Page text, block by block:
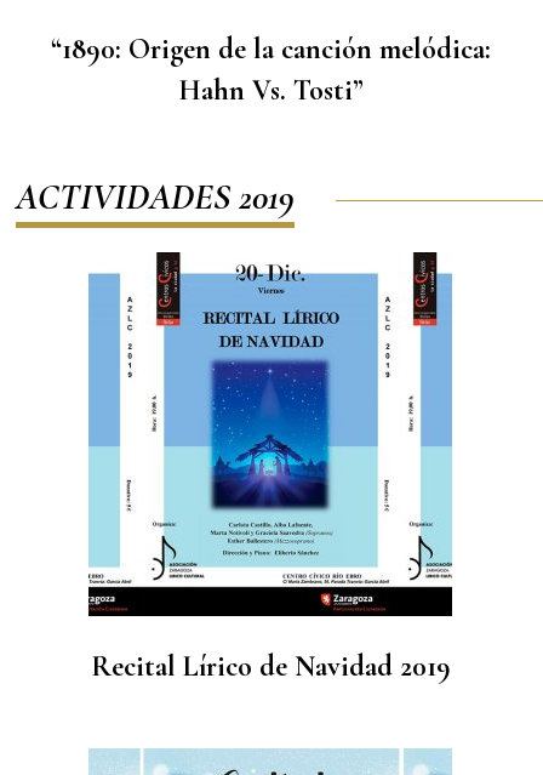
“1890: Origen de la canción melódica:
Hahn Vs. Tosti”
ACTIVIDADES 2019
Recital Lírico de Navidad 2019